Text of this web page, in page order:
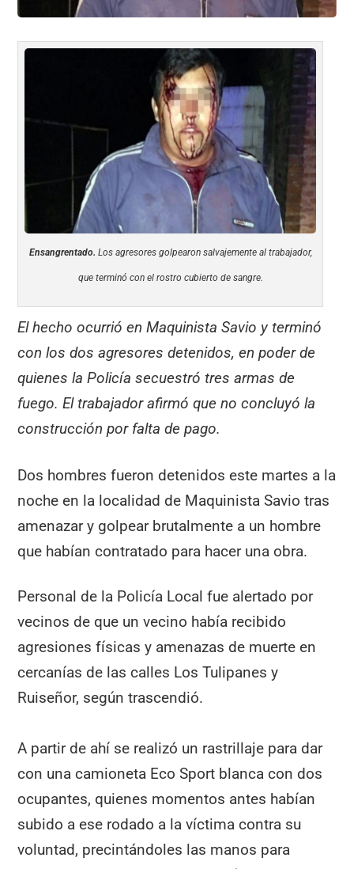
Ensangrentado. Los agresores golpearon salvajemente al trabajador,
que terminó con el rostro cubierto de sangre.
El hecho ocurrió en Maquinista Savio y terminó
con los dos agresores detenidos, en poder de
quienes la Policía secuestró tres armas de
fuego. El trabajador afirmó que no concluyó la
construcción por falta de pago.
Dos hombres fueron detenidos este martes a la
noche en la localidad de Maquinista Savio tras
amenazar y golpear brutalmente a un hombre
que habían contratado para hacer una obra.
Personal de la Policía Local fue alertado por
vecinos de que un vecino había recibido
agresiones físicas y amenazas de muerte en
cercanías de las calles Los Tulipanes y
Ruiseñor, según trascendió.
A partir de ahí se realizó un rastrillaje para dar
con una camioneta Eco Sport blanca con dos
ocupantes, quienes momentos antes habían
subido a ese rodado a la víctima contra su
voluntad, precintándoles las manos para